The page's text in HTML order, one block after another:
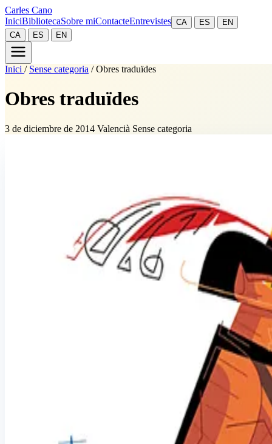
Carles Cano
IniciBibliotecaSobre miContacteEntrevistes CA ES
EN
CA
ES EN
Inici / Sense categoria / Obres traduïdes
Obres traduïdes
3 de diciembre de 2014 Valencià Sense categoria